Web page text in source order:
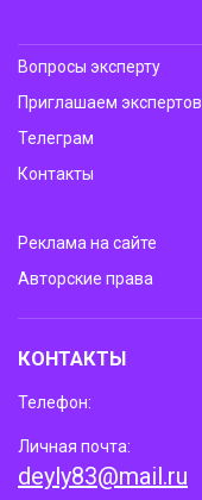
Вопросы эксперту
Приглашаем экспертов
Телеграм
Контакты
Реклама на сайте
Авторские права
КОНТАКТЫ
Телефон:
Личная почта:
deyly83@mail.ru